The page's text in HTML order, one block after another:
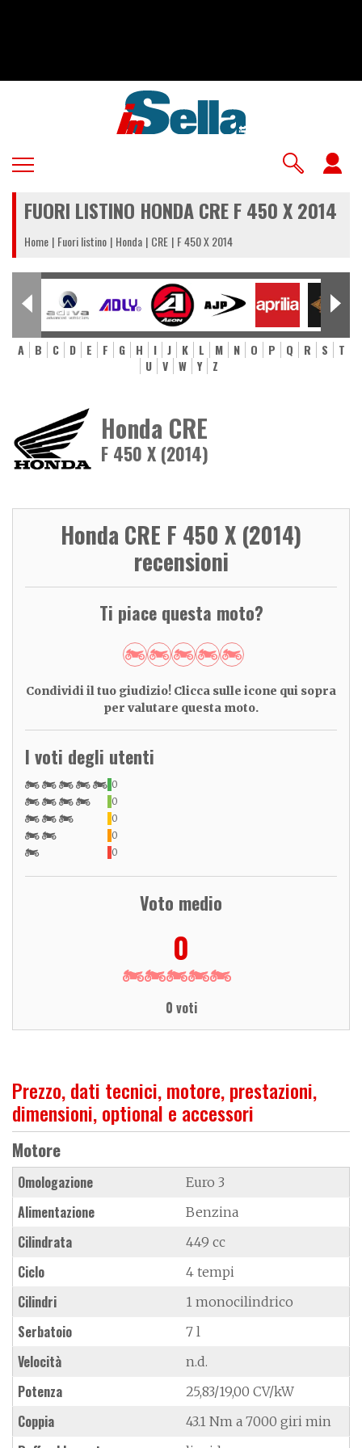
FUORI LISTINO HONDA CRE F 450 X 2014
Home Fuori listino Honda CRE F 450 X 2014
A B C D E F G H I J K L M N O P Q R S
T
U
V W Y Z
Honda CRE
F 450 X (2014)
Honda CRE F 450 X (2014)
recensioni
Ti piace questa moto?
Condividi il tuo giudizio! Clicca sulle icone qui sopra
per valutare questa moto.
I voti degli utenti
0
0
0
0
0
Voto medio
0
0 voti
Prezzo, dati tecnici, motore, prestazioni,
dimensioni, optional e accessori
Motore
Omologazione Euro 3
Alimentazione Benzina
Cilindrata 449 cc
Ciclo 4 tempi
Cilindri 1 monocilindrico
Serbatoio 7 l
Velocità n.d.
Potenza 25,83/19,00 CV/kW
Coppia 43.1 Nm a 7000 giri min